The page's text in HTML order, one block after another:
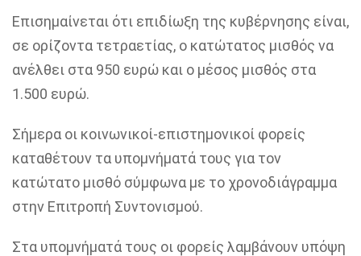
Επισημαίνεται ότι επιδίωξη της κυβέρνησης είναι,
σε ορίζοντα τετραετίας, ο κατώτατος μισθός να
ανέλθει στα 950 ευρώ και ο μέσος μισθός στα
1.500 ευρώ.
Σήμερα οι κοινωνικοί-επιστημονικοί φορείς
καταθέτουν τα υπομνήματά τους για τον
κατώτατο μισθό σύμφωνα με το χρονοδιάγραμμα
στην Επιτροπή Συντονισμού.
Στα υπομνήματά τους οι φορείς λαμβάνουν υπόψη